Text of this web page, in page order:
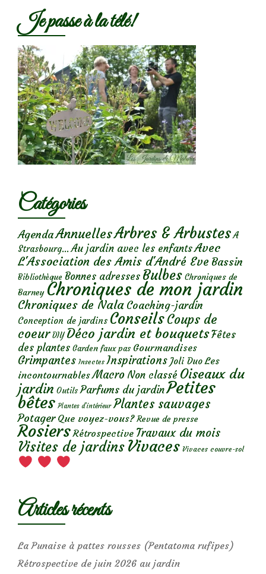
Je passe à la télé!
Catégories
AgendaAnnuellesArbres & Arbustes A
Strasbourg... Au jardin avec les enfantsAvec
L'Association des Amis d'André Eve Bassin
Bibliothèque Bonnes adresses Bulbes Chroniques de
Barney Chroniques de mon jardin
Chroniques de Nala Coaching-jardin
Conception de jardins ConseilsCoups de
coeur DIY Déco jardin et bouquetsFêtes
des plantes Garden faux pas Gourmandises
Grimpantes Insectes Inspirations Joli Duo Les
incontournables Macro Non classé Oiseaux du
jardin Outils Parfums du jardinPetites
bêtes Plantes d’intérieur Plantes sauvages
Potager Que voyez-vous? Revue de presse
Rosiers Rétrospective Travaux du mois
Visites de jardins Vivaces Vivaces couvre-sol
Articles récents
La Punaise à pattes rousses (Pentatoma rufipes)
Rétrospective de juin 2026 au jardin